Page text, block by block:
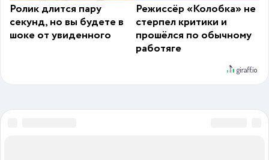
Ролик длится пару
секунд, но вы будете в
шоке от увиденного
Режиссёр «Колобка» не
стерпел критики и
прошёлся по обычному
работяге